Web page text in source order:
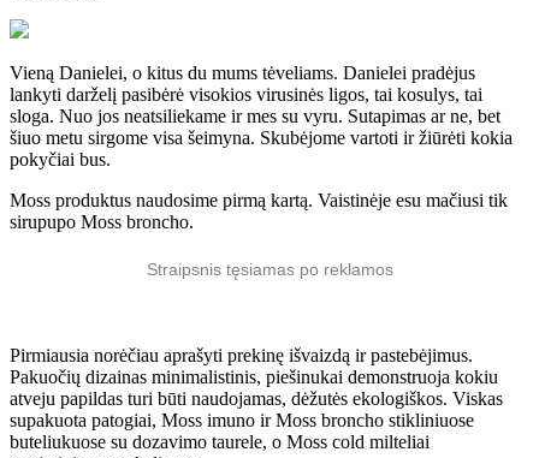
Vieną Danielei, o kitus du mums tėveliams. Danielei pradėjus
lankyti darželį pasibėrė visokios virusinės ligos, tai kosulys, tai
sloga. Nuo jos neatsiliekame ir mes su vyru. Sutapimas ar ne, bet
šiuo metu sirgome visa šeimyna. Skubėjome vartoti ir žiūrėti kokia
pokyčiai bus.
Moss produktus naudosime pirmą kartą. Vaistinėje esu mačiusi tik
sirupupo Moss broncho.
Straipsnis tęsiamas po reklamos
Pirmiausia norėčiau aprašyti prekinę išvaizdą ir pastebėjimus.
Pakuočių dizainas minimalistinis, piešinukai demonstruoja kokiu
atveju papildas turi būti naudojamas, dėžutės ekologiškos. Viskas
supakuota patogiai, Moss imuno ir Moss broncho stikliniuose
buteliukuose su dozavimo taurele, o Moss cold milteliai